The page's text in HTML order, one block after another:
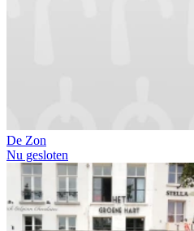
De Zon
Nu gesloten